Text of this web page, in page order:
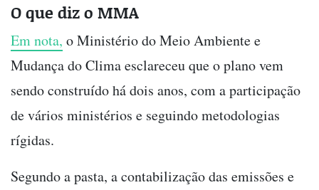
O que diz o MMA
Em nota, o Ministério do Meio Ambiente e
Mudança do Clima esclareceu que o plano vem
sendo construído há dois anos, com a participação
de vários ministérios e seguindo metodologias
rígidas.
Segundo a pasta, a contabilização das emissões e